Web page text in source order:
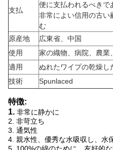
支払
便に支払われるべきで
非常によい信用の古い
む
原産地
広東省、中国
使用
家の織物、病院、農業
適用
ぬれたワイプの乾燥し
技術
Spunlaced
特徴:
1. 非常に静かに
2. 非苛立ち
3. 通気性
4. 親水性、優秀な水吸収し、水